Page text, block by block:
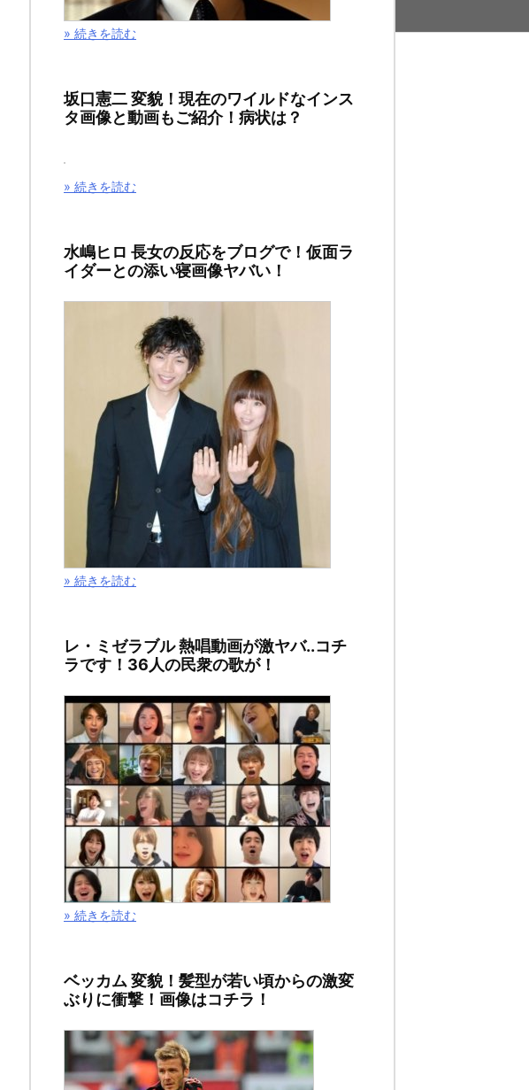
バ
最
新
話
＆
感
の
調
子
上
り・・
2019
年
4
月
16
日
2019
年
23
日
» 続きを読む
坂口憲二 変貌！現在のワイルドなインス
タ画像と動画もご紹介！病状は？
» 続きを読む
水嶋ヒロ 長女の反応をブログで！仮面ラ
イダーとの添い寝画像ヤバい！
» 続きを読む
レ・ミゼラブル 熱唱動画が激ヤバ..コチ
ラです！36人の民衆の歌が！
» 続きを読む
ベッカム 変貌！髪型が若い頃からの激変
ぶりに衝撃！画像はコチラ！